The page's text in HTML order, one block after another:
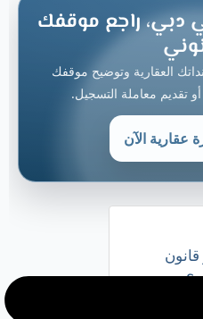
دبي، راجع موقفك
العقارية وتوضيح موقفك
أو تقديم معاملة التسجيل.
عقارية الآن
قانون